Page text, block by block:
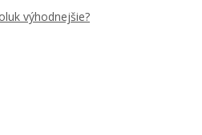
výhodnejšie?